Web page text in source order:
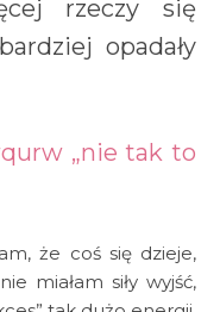
rzeczy się
opadały
„nie tak to
że coś się dzieje,
miałam siły wyjść,